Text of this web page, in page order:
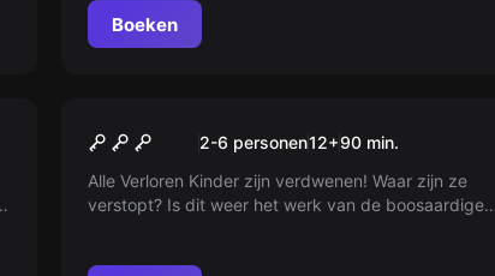
of buiten.
Boeken
Peter Pan : L'ombre Perdue
2-6 personen12+90 min.
Alle Verloren Kinder zijn verdwenen! Waar zijn ze
verstopt? Is dit weer het werk van de boosaardige